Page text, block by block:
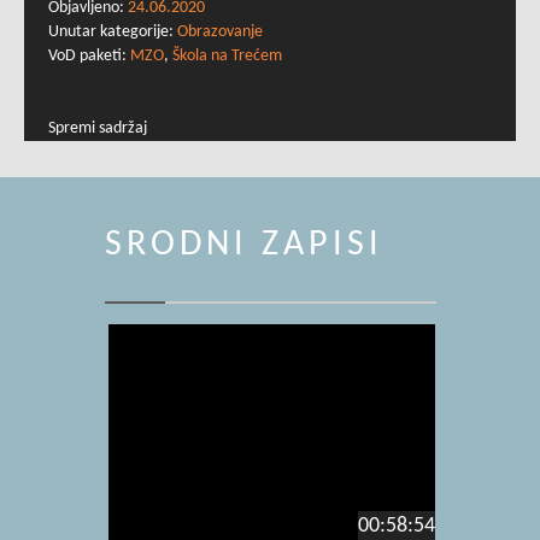
Objavljeno: 24.06.2020
Unutar kategorije: Obrazovanje
VoD paketi: MZO, Škola na Trećem
Spremi sadržaj
SRODNI ZAPISI
00:58:54